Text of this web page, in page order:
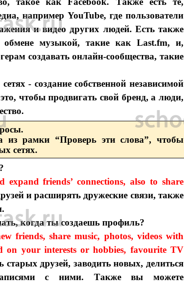
например YouTube, где пользователи
и видео других людей. Есть также
обмене музыкой, такие как Last.fm, и,
создавать онлайн-сообщества, такие
- создание собственной независимой
чтобы продвигать свой бренд, а люди,
из рамки “Проверь эти слова”, чтобы
сетях.
friends’ connections, also to share
и расширять дружеские связи, также
когда ты создаешь профиль?
friends, share music, photos, videos with
on your interests or hobbies, favourite TV
друзей, заводить новых, делиться
с ними. Также вы можете